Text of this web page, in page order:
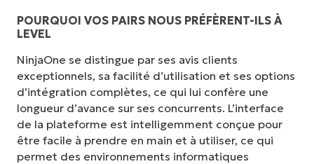
POURQUOI VOS PAIRS NOUS PRÉFÈRENT-ILS À
LEVEL
NinjaOne se distingue par ses avis clients
exceptionnels, sa facilité d’utilisation et ses options
d’intégration complètes, ce qui lui confère une
longueur d’avance sur ses concurrents. L’interface
de la plateforme est intelligemment conçue pour
être facile à prendre en main et à utiliser, ce qui
permet des environnements informatiques